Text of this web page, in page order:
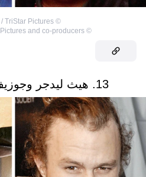
©
TriStar Pictures
©
and co-producers
13. هيث ليدجر وجوزيف غوردون ليفيت